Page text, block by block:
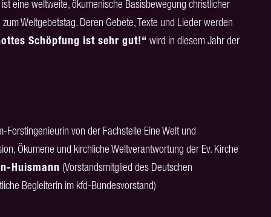
eine weltweite, ökumenische Basisbewegung christlicher
Weltgebetstag. Deren Gebete, Texte und Lieder werden
Schöpfung ist sehr gut!“ wird in diesem Jahr der
Forstingenieurin von der Fachstelle Eine Welt und
Ökumene und kirchliche Weltverantwortung der Ev. Kirche
Huismann (Vorstandsmitglied des Deutschen
Begleiterin im kfd-Bundesvorstand)